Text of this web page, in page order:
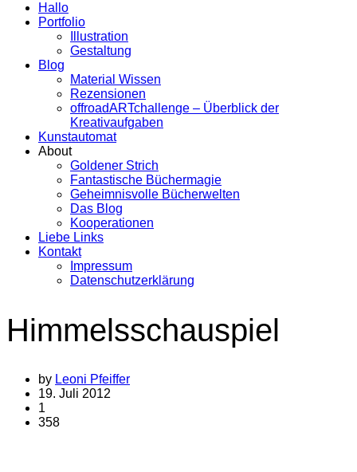
Hallo
Portfolio
Illustration
Gestaltung
Blog
Material Wissen
Rezensionen
offroadARTchallenge – Überblick der
Kreativaufgaben
Kunstautomat
About
Goldener Strich
Fantastische Büchermagie
Geheimnisvolle Bücherwelten
Das Blog
Kooperationen
Liebe Links
Kontakt
Impressum
Datenschutzerklärung
Himmelsschauspiel
by Leoni Pfeiffer
19. Juli 2012
1
358